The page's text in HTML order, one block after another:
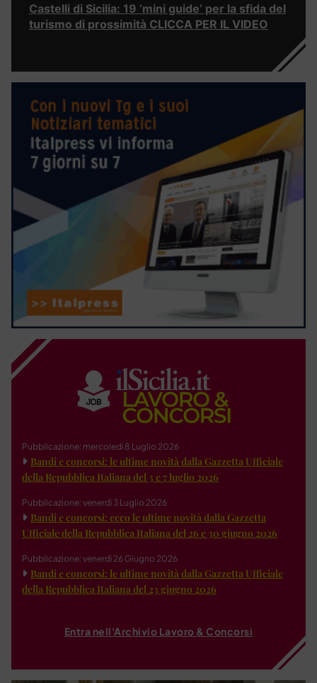
Castelli di Sicilia: 19 ‘mini guide’ per la sfida del
turismo di prossimità CLICCA PER IL VIDEO
Pubblicazione: mercoledì 8 Luglio 2026
Bandi e concorsi: le ultime novità dalla Gazzetta Ufficiale
della Repubblica Italiana del 3 e 7 luglio 2026
Pubblicazione: venerdì 3 Luglio 2026
Bandi e concorsi: ecco le ultime novità dalla Gazzetta
Ufficiale della Repubblica Italiana del 26 e 30 giugno 2026
Pubblicazione: venerdì 26 Giugno 2026
Bandi e concorsi: le ultime novità dalla Gazzetta Ufficiale
della Repubblica Italiana del 23 giugno 2026
Entra nell'Archivio Lavoro & Concorsi